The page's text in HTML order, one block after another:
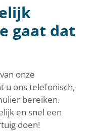
gaat dat
onze
u ons telefonisch,
bereiken.
en snel een
doen!